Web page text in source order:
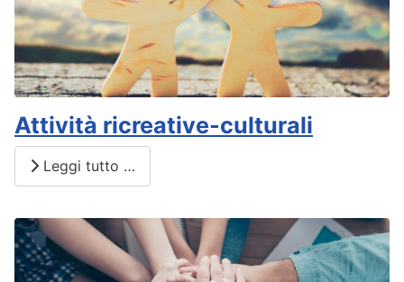
Attività ricreative-culturali
Leggi tutto …